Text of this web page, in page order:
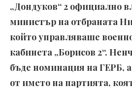
„Дондуков“ 2 официално
министър на отбраната
който управляваше
кабинета „Борисов 2“.
бъде номинация на ГЕРБ,
от името на партията,